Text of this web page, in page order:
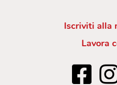
Iscriviti alla
Lavora